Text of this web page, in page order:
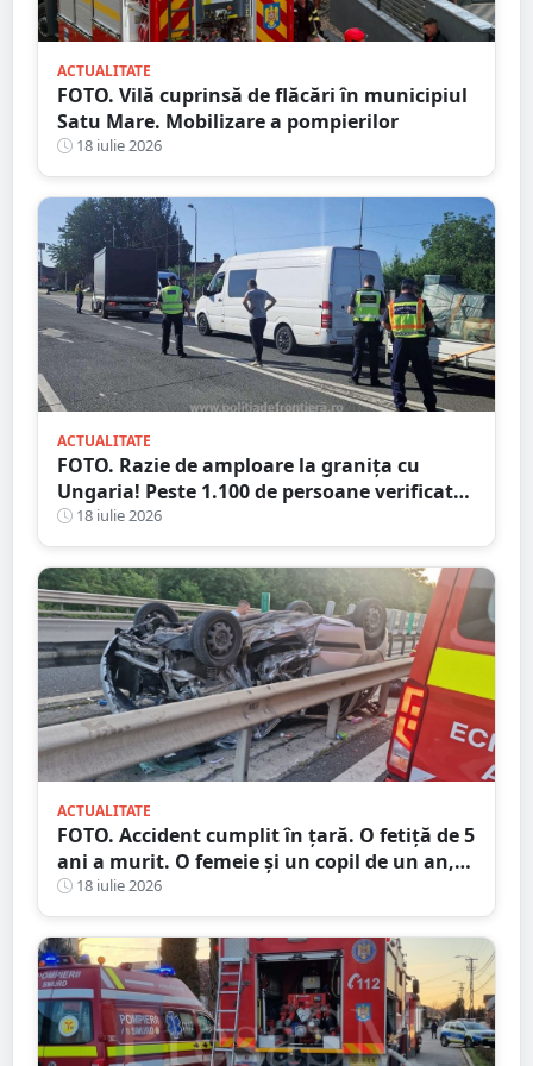
ACTUALITATE
FOTO. Vilă cuprinsă de flăcări în municipiul
Satu Mare. Mobilizare a pompierilor
18 iulie 2026
ACTUALITATE
FOTO. Razie de amploare la granița cu
Ungaria! Peste 1.100 de persoane verificate,
amenzi și dosare penale
18 iulie 2026
ACTUALITATE
FOTO. Accident cumplit în țară. O fetiță de 5
ani a murit. O femeie și un copil de un an,
la spital
18 iulie 2026